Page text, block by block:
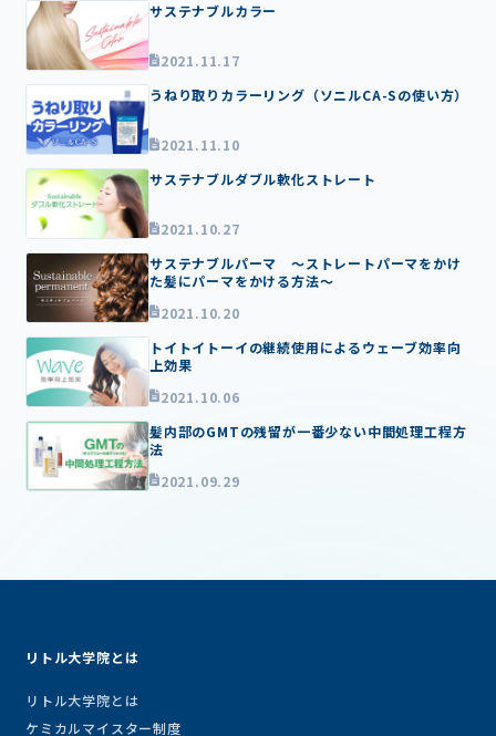
サステナブルカラー
2021.11.17
うねり取りカラーリング（ソニルCA-Sの使い方）
2021.11.10
サステナブルダブル軟化ストレート
2021.10.27
サステナブルパーマ ～ストレートパーマをかけ
た髪にパーマをかける方法～
2021.10.20
トイトイトーイの継続使用によるウェーブ効率向
上効果
2021.10.06
髪内部のGMTの残留が一番少ない中間処理工程方
法
2021.09.29
リトル大学院とは
リトル大学院とは
ケミカルマイスター制度